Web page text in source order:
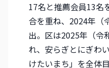
17名と推薦会員13名
合を重ね、2024年（
出。区は2025年（令
れ、安らぎとにぎわ
けたいまち」を全体